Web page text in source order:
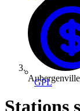
GPL
Aubergenville
Stations